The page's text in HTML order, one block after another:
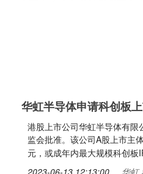
华虹半导体申请科创板
港股上市公司华虹半导体有
监会批准。该公司A股上市主
元，或成年内最大规模科创板
2023-06-13 12:13:00 华虹